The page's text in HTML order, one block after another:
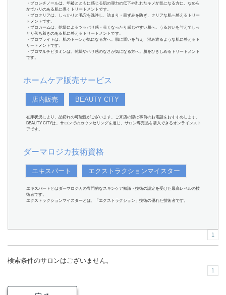
・プロレチノールは、年齢とともに感じる肌の弾力の低下や乱れたキメが気になる方に。なめら
かでハリのある肌に導くトリートメントです。
・プロクリアは、しっかりと毛穴を洗浄し、詰まり・黒ずみを防ぎ、クリアな肌へ整えるトリー
トメントです。
・プロカームは、乾燥によるツッパリ感・赤くなったり感じやすい肌へ。うるおいを与えてしっ
とり落ち着きのある肌に整えるトリートメントです。
・プロブライトは、肌のトーンが気になる方へ。肌に潤いを与え、澄み渡るような肌に整えるト
リートメントです。
・プロマルチビタミンは、乾燥やハリ感のなさが気になる方へ。肌をひきしめるトリートメント
です。
ホームケア販売サービス
店内販売 BEAUTY CITY
在庫状況により、品切れの可能性がございます。ご来店の際は事前のお電話をおすすめします。
BEAUTY CITYは、サロンでのカウンセリングを通じ、サロン専売品を購入できるオンラインスト
アです。
ダーマロジカ技術資格
エキスパート エクストラクションマイスター
エキスパートとはダーマロジカの専門的なスキンケア知識・技術の認定を受けた最高レベルの技
術者です。
エクストラクションマイスターとは、「エクストラクション」技術の優れた技術者です。
1
検索条件のサロンはございません。
1